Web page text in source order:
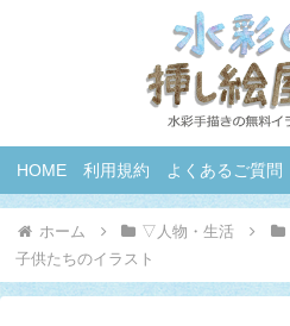
HOME 利用規約 よくあるご質問
ホーム ▽人物・生活
子供たちのイラスト